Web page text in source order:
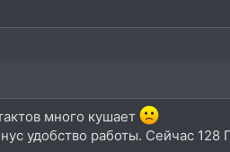
много кушает
удобство работы. Сейчас 128